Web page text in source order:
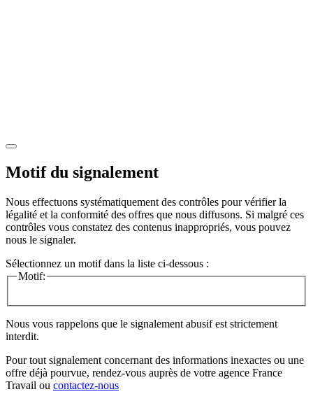
Motif du signalement
Nous effectuons systématiquement des contrôles pour vérifier la
légalité et la conformité des offres que nous diffusons. Si malgré ces
contrôles vous constatez des contenus inappropriés, vous pouvez
nous le signaler.
Sélectionnez un motif dans la liste ci-dessous :
Motif:
Nous vous rappelons que le signalement abusif est strictement
interdit.
Pour tout signalement concernant des informations inexactes ou une
offre déjà pourvue, rendez-vous auprès de votre agence France
Travail ou contactez-nous